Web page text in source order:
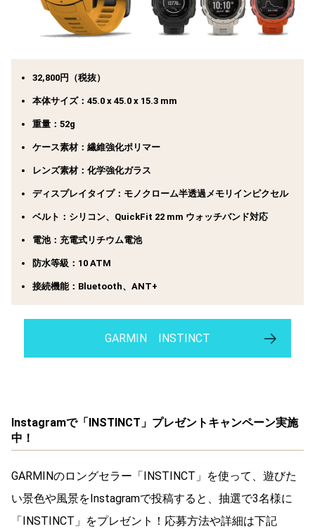
32,800円（税抜）
本体サイズ：45.0 x 45.0 x 15.3 mm
重量：52g
ケース素材：繊維強化ポリマー
レンズ素材：化学強化ガラス
ディスプレイタイプ：モノクローム半透過メモリインピクセル
ベルト：シリコン、QuickFit 22 mm ウォッチバンド対応
電池：充電式リチウム電池
防水等級：10 ATM
接続機能：Bluetooth、ANT+
GARMIN INSTINCT
Instagramで「INSTINCT」プレゼントキャンペーン実施
中！
GARMINのロングセラー「INSTINCT」を使って、遊びた
い景色や風景をInstagramで投稿すると、抽選で3名様に
「INSTINCT」をプレゼント！応募方法や詳細は下記